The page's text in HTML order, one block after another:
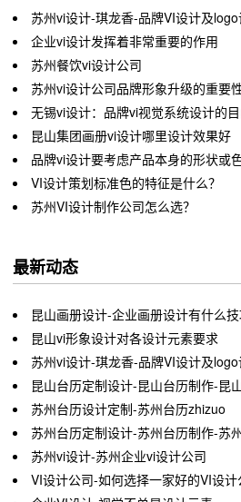
苏州vi设计-琪龙香-品牌VI设计及
企业vi设计发挥着非常重要的作用
苏州餐饮vi设计公司
苏州vi设计公司品牌形象升级的重要
无锡vi设计：品牌vi视觉系统设计的目
昆山集团画册vi设计哪里设计效果好
品牌vi设计要考虑产品本身的形状或
VI设计策划标准色的特征是什么？
苏州VI设计制作公司怎么选？
最新动态
昆山画册设计-企业画册设计有什么技
昆山vi形象设计对各设计元素要求
苏州vi设计-琪龙香-品牌VI设计及
昆山台历定制设计-昆山台历制作-昆
苏州台历设计定制-苏州台历zhizuo
苏州台历定制设计-苏州台历制作-苏
苏州vi设计-苏州企业vi设计公司
VI设计公司-如何选择一家好的VI设计